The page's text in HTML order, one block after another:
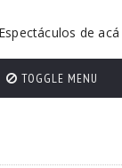
TOGGLE MENU